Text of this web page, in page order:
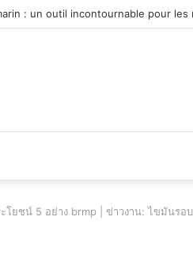
du véhicule d’occasion en plein essor
ยชน์ 5 อย่าง brmp | ข่าวงาน: ไขมันรอ